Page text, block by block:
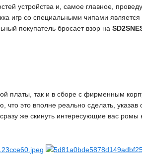
устройства и, самое главное,
игр со специальными чипами
покупатель бросает взор на
платы, так и в сборе с фирменным
что это вполне реально сделать, указав
же скинуть интересующие вас ромы